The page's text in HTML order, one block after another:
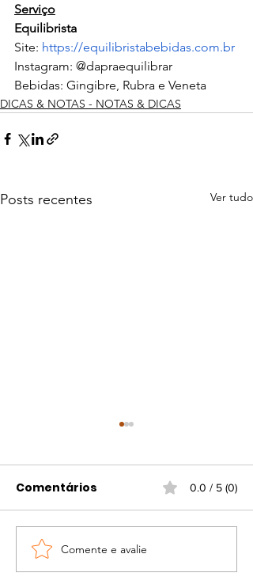
Serviço
Equilibrista
Site: https://equilibristabebidas.com.br
Instagram: @dapraequilibrar
Bebidas: Gingibre, Rubra e Veneta
DICAS & NOTAS - NOTAS & DICAS
Posts recentes Ver tudo
Portaria atualiza
regras para
Comentários 0.0 / 5 (0)
Comente e avalie